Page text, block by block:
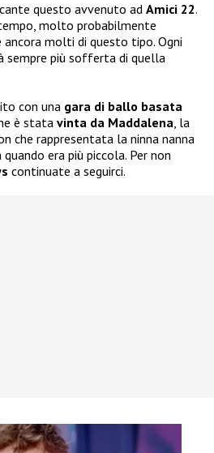
questo avvenuto ad Amici 22.
molto probabilmente
molti di questo tipo. Ogni
sempre più sofferta di quella
con una gara di ballo basata
è stata vinta da Maddalena, la
che rappresentata la ninna nanna
era più piccola. Per non
continuate a seguirci.